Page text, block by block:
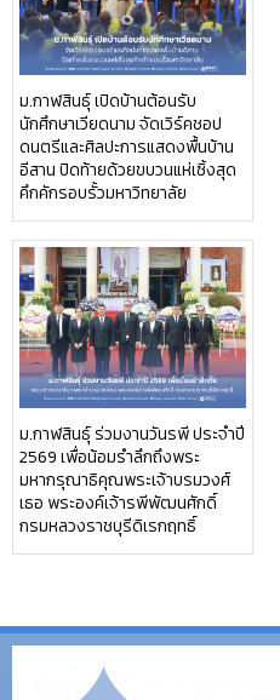
ม.กาฬสินธุ์ เปิดบ้านต้อนรับ
นักศึกษาเวียดนาม จัดเวิร์คชอป
ดนตรีและศิลปะการแสดงพื้นบ้าน
อีสาน ปิดท้ายด้วยขบวนแห่เซิ้งสุด
คึกคักรอบรั้วมหาวิทยาลัย
ม.กาฬสินธุ์ ร่วมงานวันรพี ประจำปี
2569 เพื่อน้อมรำลึกถึงพระ
มหากรุณาธิคุณพระเจ้าบรมวงศ์
เธอ พระองค์เจ้ารพีพัฒนศักดิ์
กรมหลวงราชบุรีดิเรกฤทธิ์